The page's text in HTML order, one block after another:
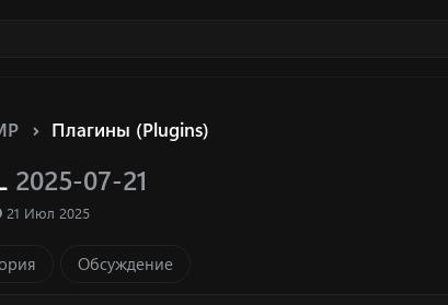
Плагины (Plugins)
ресурса
2025-07-21
Д
а
21 Июл 2025
Обсуждение